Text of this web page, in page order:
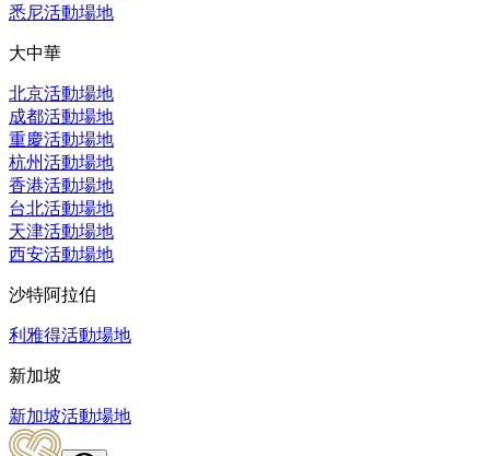
悉尼活動場地
大中華
北京活動場地
成都活動場地
重慶活動場地
杭州活動場地
香港活動場地
台北活動場地
天津活動場地
西安活動場地
沙特阿拉伯
利雅得活動場地
新加坡
新加坡活動場地